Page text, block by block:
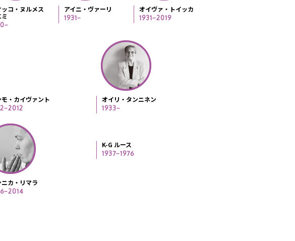
ッコ・ヌルメス
アイニ・ヴァーリ
1931−
オイヴァ・トイッカ
1931−2019
モ・カイヴァント オイリ・タンニネン
1933−
ニカ・リマラ